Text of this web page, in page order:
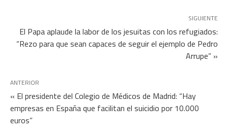
SIGUIENTE
El Papa aplaude la labor de los jesuitas con los refugiados:
“Rezo para que sean capaces de seguir el ejemplo de Pedro
Arrupe” »
ANTERIOR
« El presidente del Colegio de Médicos de Madrid: “Hay
empresas en España que facilitan el suicidio por 10.000
euros”